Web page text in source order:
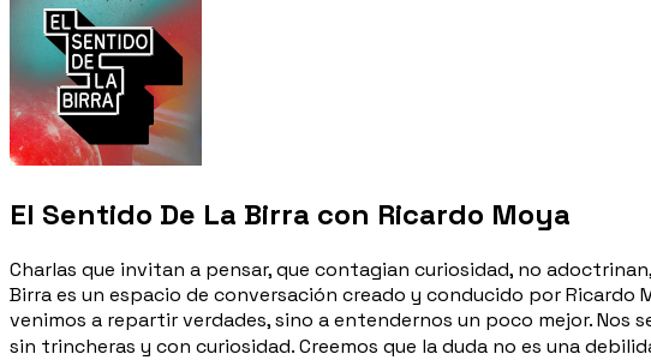
El Sentido De La Birra con Ricardo Moya
Charlas que invitan a pensar, que contagian curiosidad, no
Birra es un espacio de conversación creado y conducido por Ricardo
venimos a repartir verdades, sino a entendernos un poco mejor.
sin trincheras y con curiosidad. Creemos que la duda no es una